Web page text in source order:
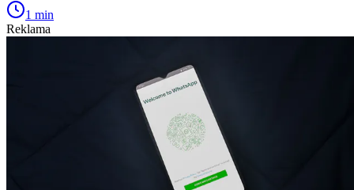
1 min
Reklama